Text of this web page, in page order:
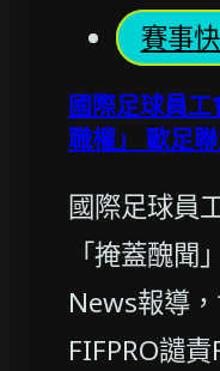
賽事
國際足球員
職權」 歐足
國際足球員
「掩蓋醜
News報導
FIFPRO譴